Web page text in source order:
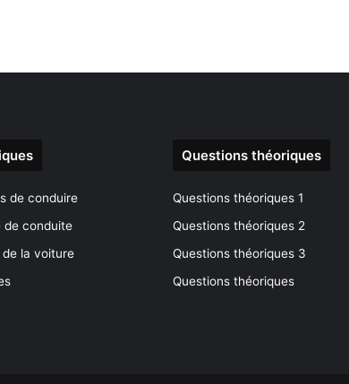
de conduire
de conduite
la voiture
Questions théoriques
Questions théoriques 1
Questions théoriques 2
Questions théoriques 3
Questions théoriques